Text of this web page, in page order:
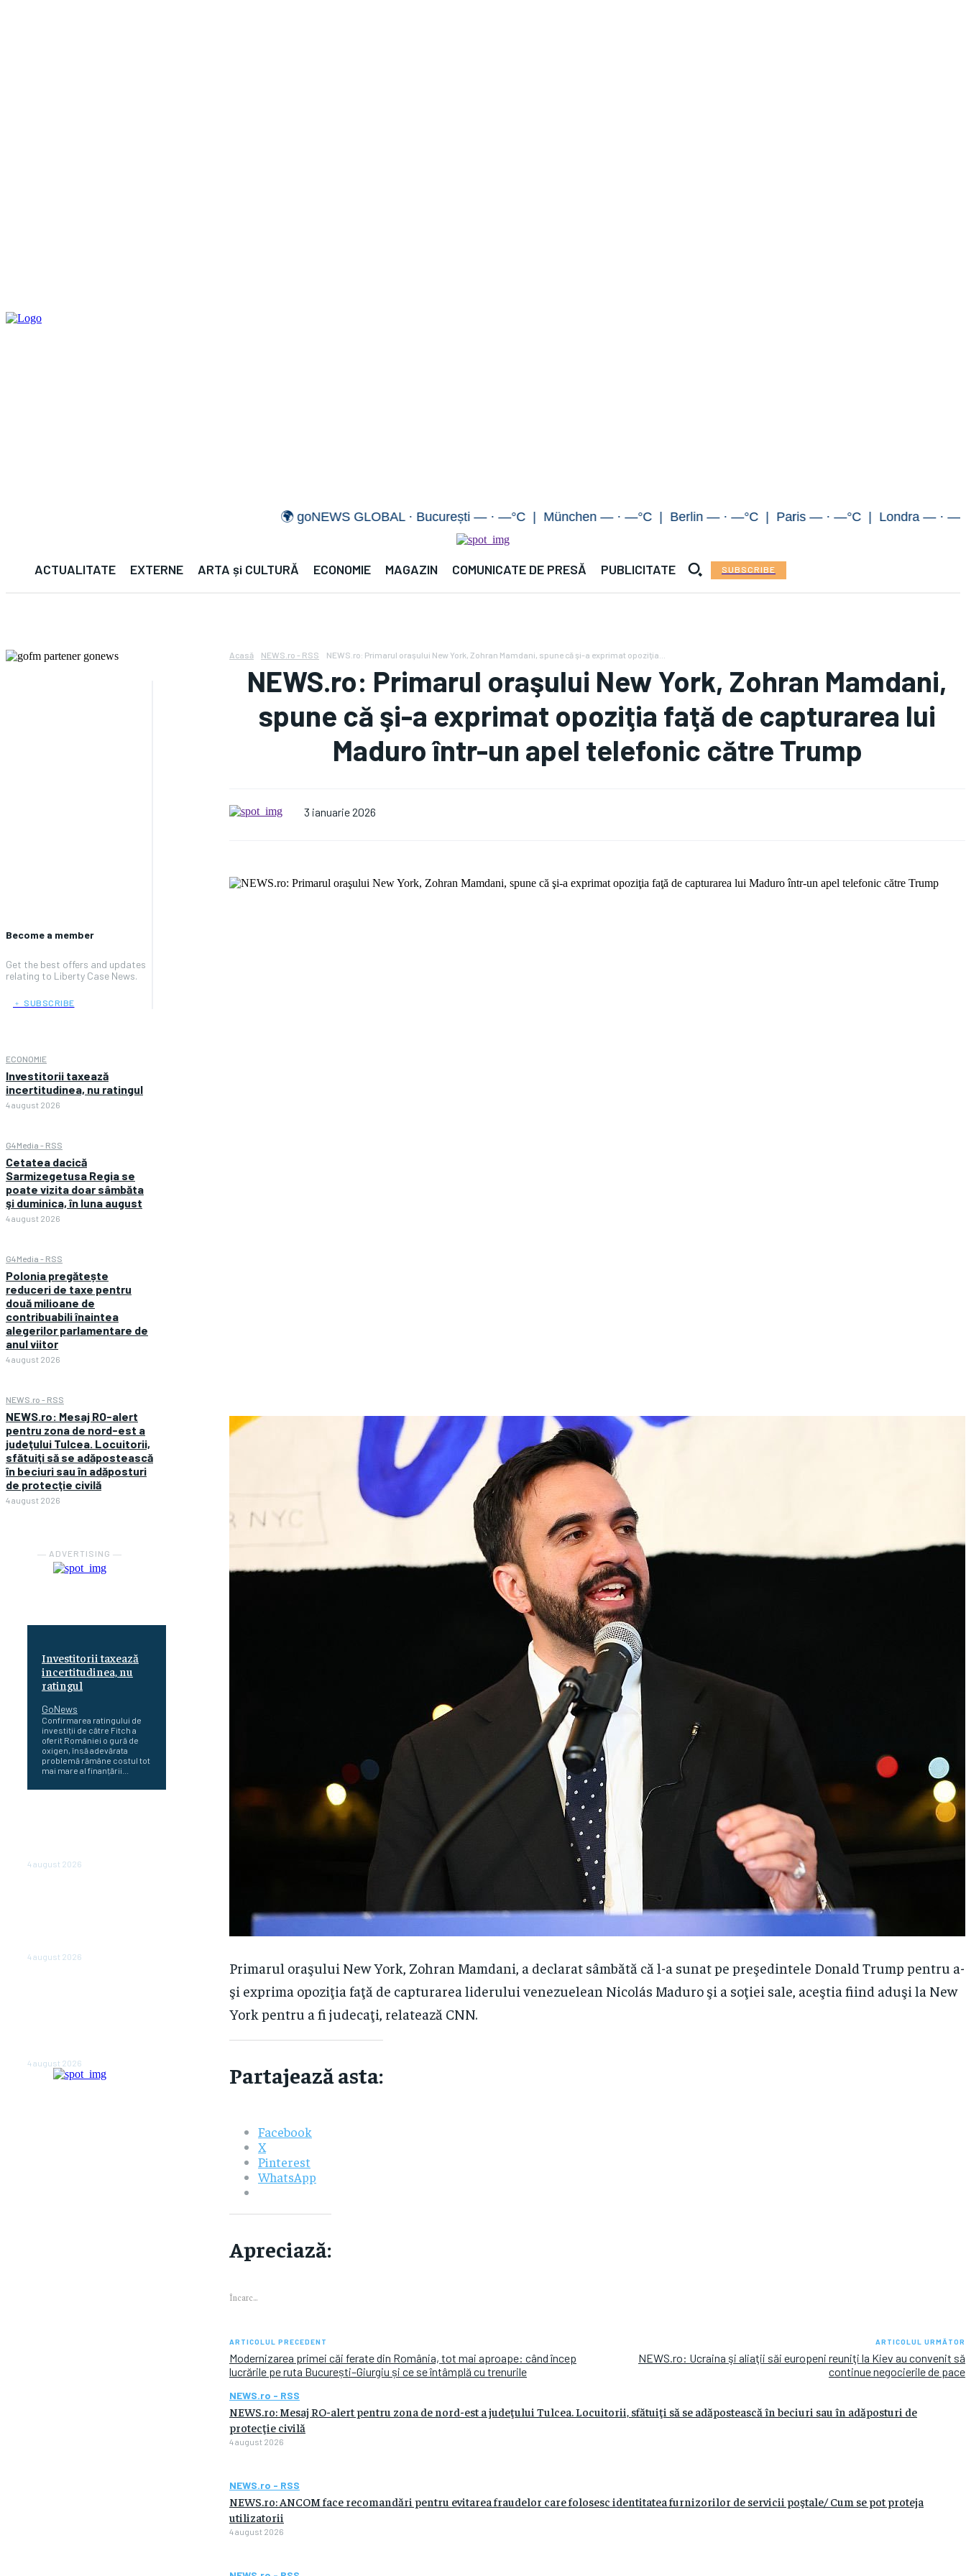
🌍 goNEWS GLOBAL · București — · —°C | München — · —°C | Berlin — · —°C | Paris — · —°C | Londra — ·
ACTUALITATE EXTERNE ARTA și CULTURĂ ECONOMIE MAGAZIN COMUNICATE DE PRESĂ PUBLICITATE SUBSCRIBE
Become a member
Get the best offers and updates
relating to Liberty Case News.
﹢ SUBSCRIBE
ECONOMIE
Investitorii taxează
incertitudinea, nu ratingul
4 august 2026
G4Media - RSS
Cetatea dacică
Sarmizegetusa Regia se
poate vizita doar sâmbăta
şi duminica, în luna august
4 august 2026
G4Media - RSS
Polonia pregătește
reduceri de taxe pentru
două milioane de
contribuabili înaintea
alegerilor parlamentare de
anul viitor
4 august 2026
NEWS.ro - RSS
NEWS.ro: Mesaj RO-alert
pentru zona de nord-est a
judeţului Tulcea. Locuitorii,
sfătuiţi să se adăpostească
în beciuri sau în adăposturi
de protecţie civilă
4 august 2026
― ADVERTISING ―
Investitorii taxează
incertitudinea, nu
ratingul
GoNews
Confirmarea ratingului de
investiții de către Fitch a
oferit României o gură de
oxigen, însă adevărata
problemă rămâne costul tot
mai mare al finanțării...
4 august 2026
4 august 2026
4 august 2026
Acasă NEWS.ro - RSS NEWS.ro: Primarul oraşului New York, Zohran Mamdani, spune că şi-a exprimat opoziţia...
NEWS.ro: Primarul oraşului New York, Zohran Mamdani,
spune că şi-a exprimat opoziţia faţă de capturarea lui
Maduro într-un apel telefonic către Trump
3 ianuarie 2026
Primarul oraşului New York, Zohran Mamdani, a declarat sâmbătă că l-a sunat pe preşedintele Donald Trump pentru a-
şi exprima opoziţia faţă de capturarea liderului venezuelean Nicolás Maduro şi a soţiei sale, aceştia fiind aduşi la New
York pentru a fi judecaţi, relatează CNN.
Partajează asta:
Facebook
X
Pinterest
WhatsApp
Apreciază:
Încarc...
ARTICOLUL PRECEDENT
Modernizarea primei căi ferate din România, tot mai aproape: când încep
lucrările pe ruta București–Giurgiu și ce se întâmplă cu trenurile
ARTICOLUL URMĂTOR
NEWS.ro: Ucraina şi aliaţii săi europeni reuniţi la Kiev au convenit să
continue negocierile de pace
NEWS.ro - RSS
NEWS.ro: Mesaj RO-alert pentru zona de nord-est a judeţului Tulcea. Locuitorii, sfătuiţi să se adăpostească în beciuri sau în adăposturi de
protecţie civilă
4 august 2026
NEWS.ro - RSS
NEWS.ro: ANCOM face recomandări pentru evitarea fraudelor care folosesc identitatea furnizorilor de servicii poştale/ Cum se pot proteja
utilizatorii
4 august 2026